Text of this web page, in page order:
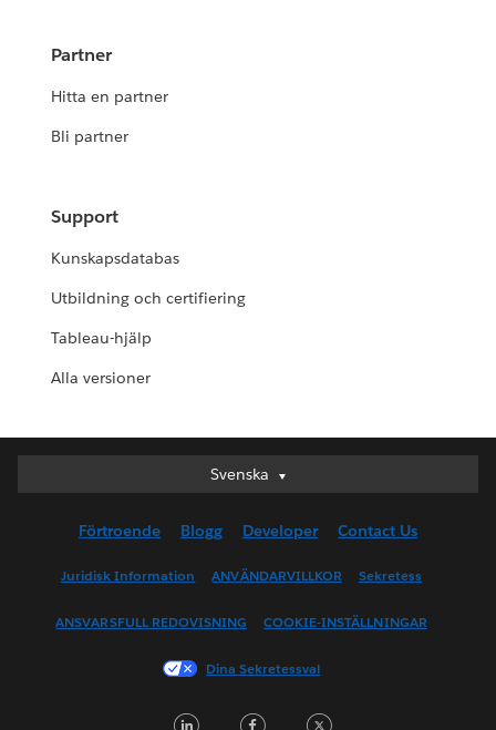
Partner
Hitta en partner
Bli partner
Support
Kunskapsdatabas
Utbildning och certifiering
Tableau-hjälp
Alla versioner
Svenska
Svenska
English (UK)
English (US)
Français (Canada)
Français (France)
日本語
Förtroende Blogg Developer Contact Us
Juridisk Information ANVÄNDARVILLKOR Sekretess
ANSVARSFULL REDOVISNING COOKIE-INSTÄLLNINGAR
Dina Sekretessval
LinkedInFacebook